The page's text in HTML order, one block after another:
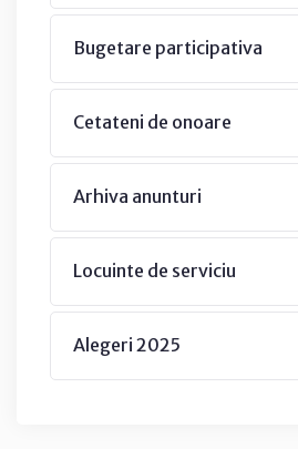
Bugetare participativa
Cetateni de onoare
Arhiva anunturi
Locuinte de serviciu
Alegeri 2025